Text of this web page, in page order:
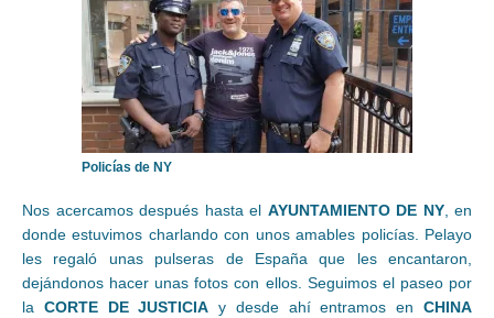
Policías de NY
Nos acercamos después hasta el AYUNTAMIENTO DE NY, en
donde estuvimos charlando con unos amables policías. Pelayo
les regaló unas pulseras de España que les encantaron,
dejándonos hacer unas fotos con ellos. Seguimos el paseo por
la CORTE DE JUSTICIA y desde ahí entramos enCHINA